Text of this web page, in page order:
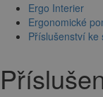
Ergo Interier
Ergonomické
Příslušenství ke